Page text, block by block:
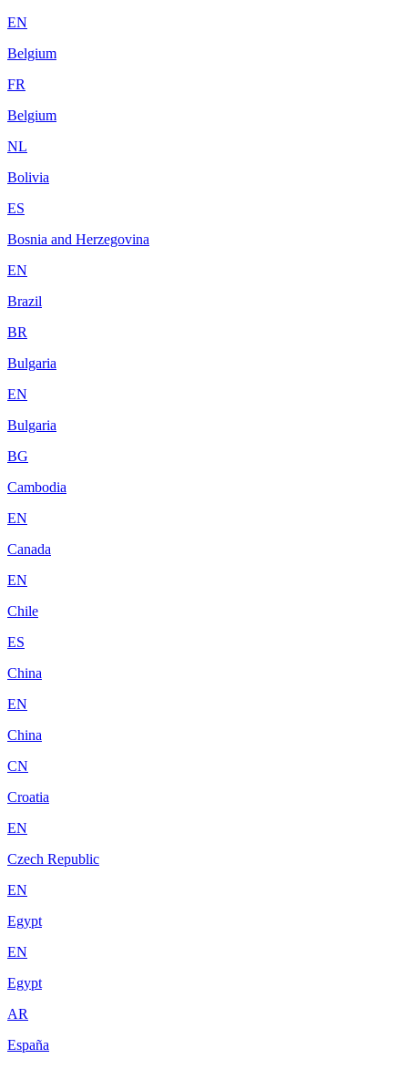
EN
Belgium
FR
Belgium
NL
Bolivia
ES
Bosnia and Herzegovina
EN
Brazil
BR
Bulgaria
EN
Bulgaria
BG
Cambodia
EN
Canada
EN
Chile
ES
China
EN
China
CN
Croatia
EN
Czech Republic
EN
Egypt
EN
Egypt
AR
España